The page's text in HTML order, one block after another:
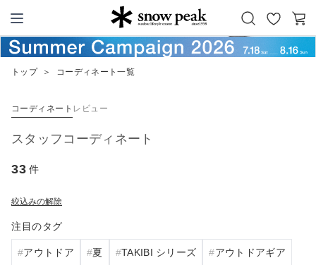
Snow Peak
お
気
カ
ー
トップ ＞ コーディネート一覧
コーディネート レビュー
スタッフコーディネート
33 件
絞込みの解除
注目のタグ
アウトドア 夏 TAKIBI シリーズ アウトドアギア